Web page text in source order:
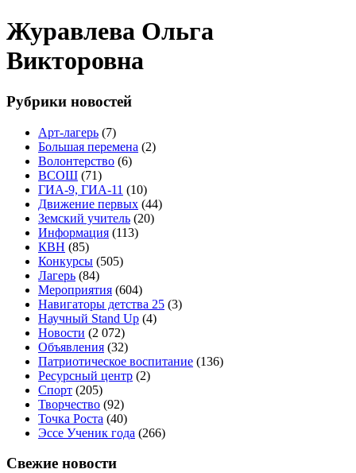
Журавлева Ольга
Викторовна
Рубрики новостей
Арт-лагерь (7)
Большая перемена (2)
Волонтерство (6)
ВСОШ (71)
ГИА-9, ГИА-11 (10)
Движение первых (44)
Земский учитель (20)
Информация (113)
КВН (85)
Конкурсы (505)
Лагерь (84)
Мероприятия (604)
Навигаторы детства 25 (3)
Научный Stand Up (4)
Новости (2 072)
Объявления (32)
Патриотическое воспитание (136)
Ресурсный центр (2)
Спорт (205)
Творчество (92)
Точка Роста (40)
Эссе Ученик года (266)
Свежие новости